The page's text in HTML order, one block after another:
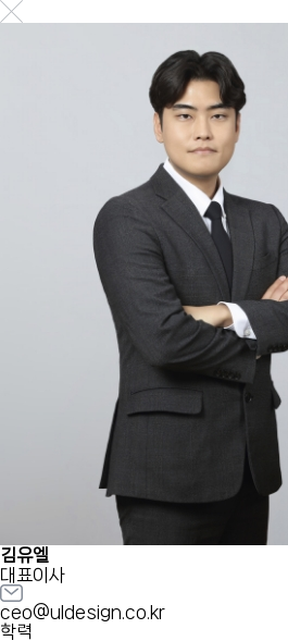
김유엘
대표이사
ceo@uldesign.co.kr
학력